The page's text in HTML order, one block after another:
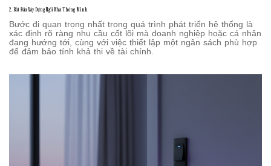
2. Bắt Đầu Xây Dựng Ngôi Nhà Thông Minh
Bước đi quan trọng nhất trong quá trình phát triển hệ thống là
xác định rõ ràng nhu cầu cốt lõi mà doanh nghiệp hoặc cá nhân
đang hướng tới, cùng với việc thiết lập một ngân sách phù hợp
để đảm bảo tính khả thi về tài chính.